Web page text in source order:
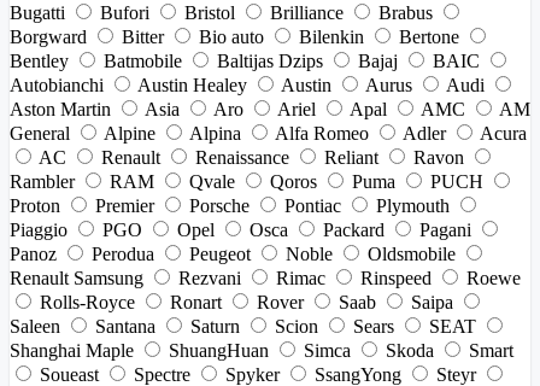
Bugatti
Bufori Bristol Brilliance
Brabus
Borgward
Bitter Bio auto Bilenkin
Bertone
Bentley
Batmobile Baltijas Dzips Bajaj
BAIC
Autobianchi
Austin Healey Austin Aurus
Audi
Aston Martin
Asia Aro Ariel Apal AMC
AM
General
Alpine Alpina Alfa Romeo Adler
Acura
AC
Renault Renaissance Reliant
Ravon
Rambler
RAM Qvale Qoros Puma
PUCH
Proton
Premier Porsche Pontiac
Plymouth
Piaggio
PGO Opel Osca Packard
Pagani
Panoz
Perodua Peugeot Noble
Oldsmobile
Renault Samsung
Rezvani Rimac Rinspeed
Roewe
Rolls-Royce
Ronart Rover Saab
Saipa
Saleen
Santana Saturn Scion Sears
SEAT
Shanghai Maple
ShuangHuan Simca Skoda
Smart
Soueast
Spectre Spyker SsangYong
Steyr